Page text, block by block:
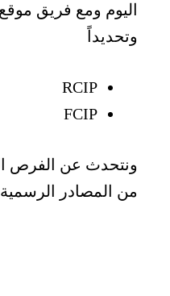
اليوم ومع فريق
وتحديداً
RCIP
FCIP
ونتحدث عن الفرص
من المصادر الرسمية